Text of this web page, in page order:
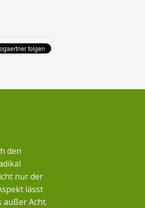
den
nur der
lässt
außer Acht.